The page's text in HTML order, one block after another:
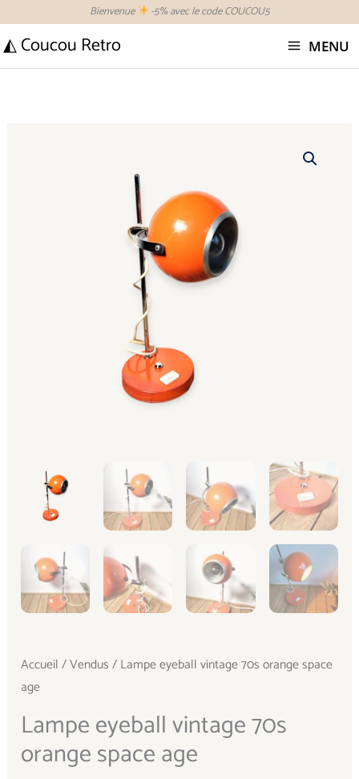
contenu
Bienvenue -5% avec le code COUCOU5
◭ Coucou Retro MENU
Accueil /Vendus / Lampe eyeball vintage 70s orange space
age
Lampe eyeball vintage 70s
orange space age